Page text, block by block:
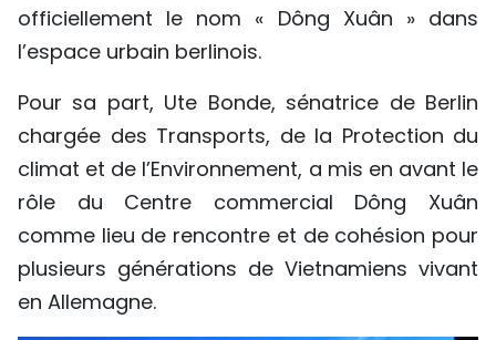
officiellement le nom « Dông Xuân » dans
l’espace urbain berlinois.
Pour sa part, Ute Bonde, sénatrice de Berlin
chargée des Transports, de la Protection du
climat et de l’Environnement, a mis en avant le
rôle du Centre commercial Dông Xuân
comme lieu de rencontre et de cohésion pour
plusieurs générations de Vietnamiens vivant
en Allemagne.